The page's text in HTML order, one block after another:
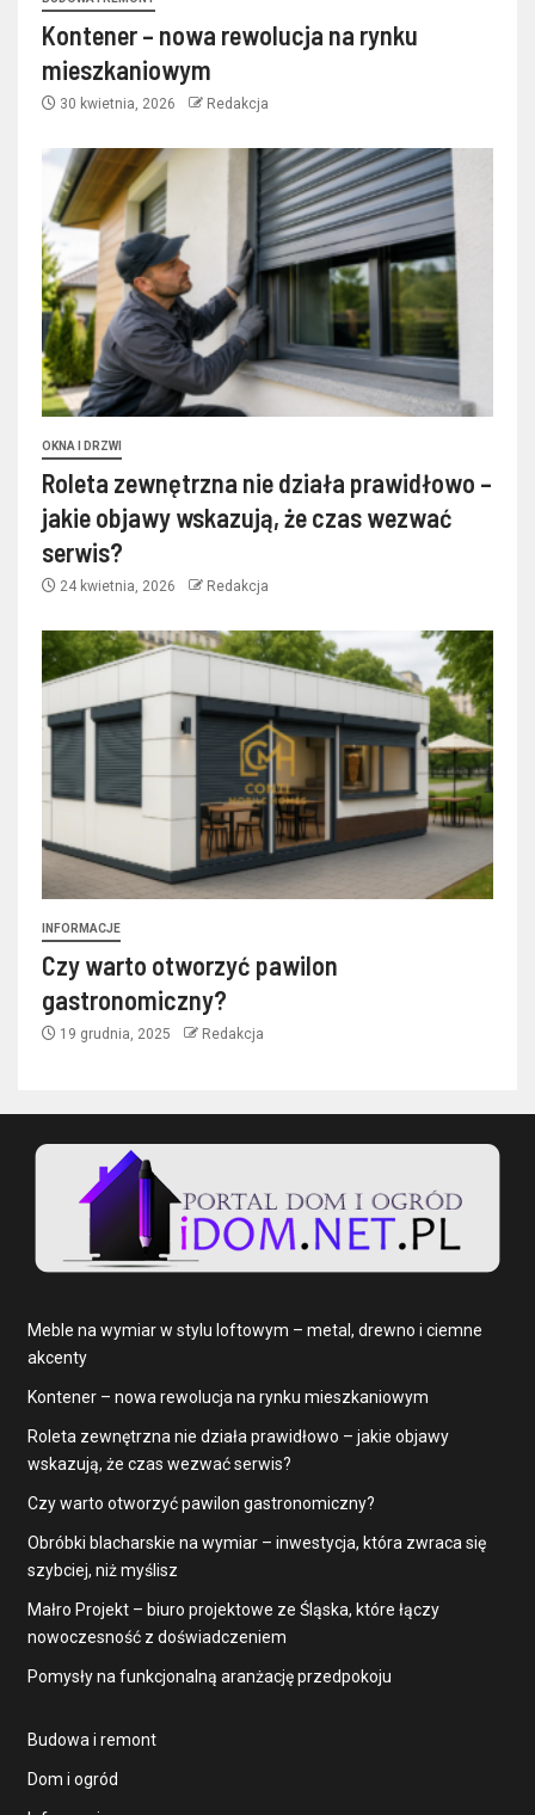
Kontener – nowa rewolucja na rynku
mieszkaniowym
30 kwietnia, 2026 Redakcja
OKNA I DRZWI
Roleta zewnętrzna nie działa prawidłowo –
jakie objawy wskazują, że czas wezwać
serwis?
24 kwietnia, 2026 Redakcja
INFORMACJE
Czy warto otworzyć pawilon
gastronomiczny?
19 grudnia, 2025 Redakcja
Meble na wymiar w stylu loftowym – metal, drewno i ciemne
akcenty
Kontener – nowa rewolucja na rynku mieszkaniowym
Roleta zewnętrzna nie działa prawidłowo – jakie objawy
wskazują, że czas wezwać serwis?
Czy warto otworzyć pawilon gastronomiczny?
Obróbki blacharskie na wymiar – inwestycja, która zwraca się
szybciej, niż myślisz
Małro Projekt – biuro projektowe ze Śląska, które łączy
nowoczesność z doświadczeniem
Pomysły na funkcjonalną aranżację przedpokoju
Budowa i remont
Dom i ogród